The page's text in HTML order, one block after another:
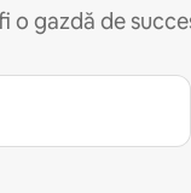
o gazdă de